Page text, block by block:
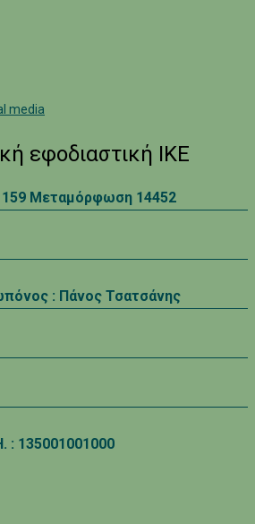
media
εφοδιαστική ΙΚΕ
Μεταμόρφωση 14452
: Πάνος Τσατσάνης
: 135001001000